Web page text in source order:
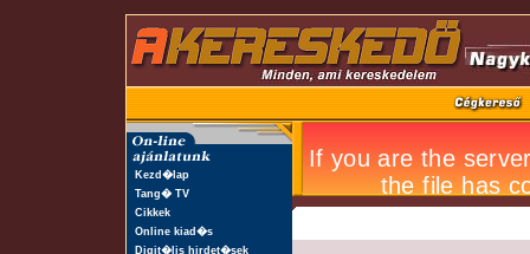
Kezd�lap
Tang� TV
Cikkek
Online kiad�s
Digit�lis hirdet�sek